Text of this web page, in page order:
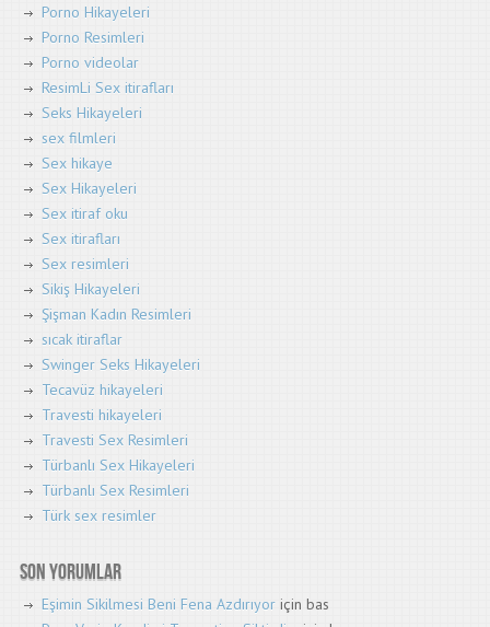
Porno Hikayeleri
Porno Resimleri
Porno videolar
ResimLi Sex itirafları
Seks Hikayeleri
sex filmleri
Sex hikaye
Sex Hikayeleri
Sex itiraf oku
Sex itirafları
Sex resimleri
Sikiş Hikayeleri
Şişman Kadın Resimleri
sıcak itiraflar
Swinger Seks Hikayeleri
Tecavüz hikayeleri
Travesti hikayeleri
Travesti Sex Resimleri
Türbanlı Sex Hikayeleri
Türbanlı Sex Resimleri
Türk sex resimler
Son yorumlar
Eşimin Sikilmesi Beni Fena Azdırıyoriçin bas